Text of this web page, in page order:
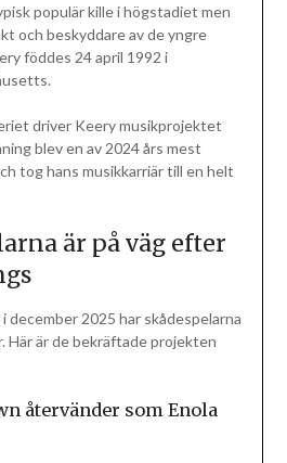
populär kille i högstadiet men
och beskyddare av de yngre
föddes 24 april 1992 i
driver Keery musikprojektet
blev en av 2024 års mest
tog hans musikkarriär till en helt
är på väg efter
december 2025 har skådespelarna
Här är de bekräftade projekten
återvänder som Enola